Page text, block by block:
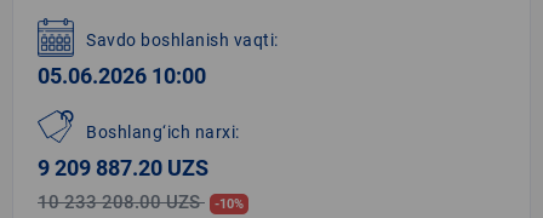
Savdo boshlanish vaqti:
05.06.2026 10:00
Boshlang‘ich narxi:
9 209 887.20 UZS
10 233 208.00 UZS -10%